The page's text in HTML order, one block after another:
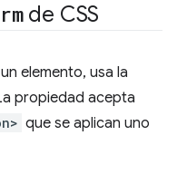
de CSS
elemento, usa la
propiedad acepta
que se aplican uno